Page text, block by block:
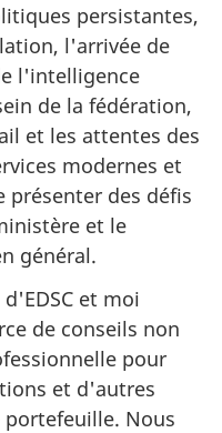
persistantes,
l'arrivée de
l'intelligence
de la fédération,
et les attentes des
modernes et
présenter des défis
et le
général.
et moi
de conseils non
pour
et d'autres
Nous